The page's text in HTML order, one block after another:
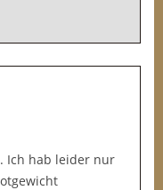
Ich hab leider nur